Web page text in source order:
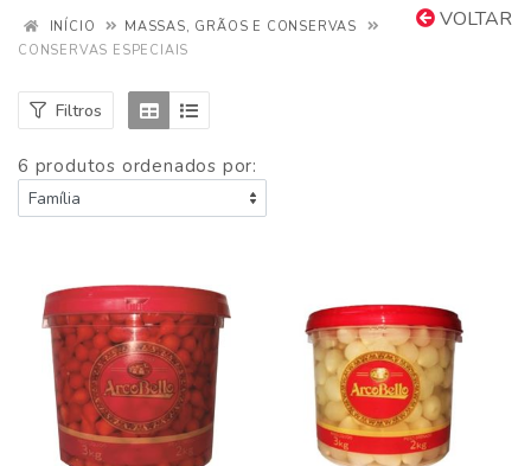
VOLTAR
INÍCIO
MASSAS, GRÃOS E CONSERVAS
CONSERVAS ESPECIAIS
Filtros
6 produtos ordenados por: